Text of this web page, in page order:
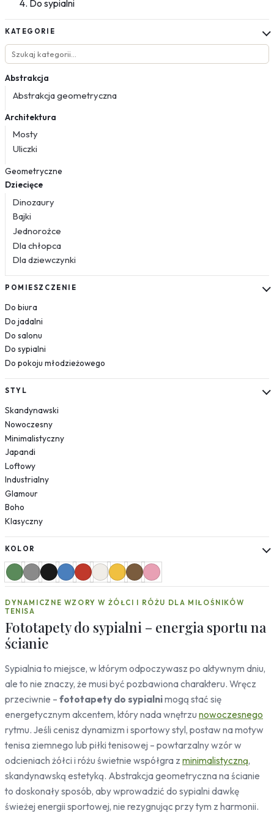
Do sypialni
KATEGORIE
Abstrakcja
Abstrakcja geometryczna
Architektura
Mosty
Uliczki
Geometryczne
Dziecięce
Dinozaury
Bajki
Jednorożce
Dla chłopca
Dla dziewczynki
Kosmos
Krajobrazy
Góry
Las
Plaża
Wodospad
Pustynia
Jezioro
Morze
Kwiaty
Dmuchawce
Lawenda
Magnolie
Maki
Storczyki
Piwonie
Słoneczniki
Mapy
Miasta
Londyn
Paryż
Rzym
Warszawa
Kraków
Moskwa
Tokio
Berlin
Dubaj
Wrocław
Natura
Liście
POMIESZCZENIE
Do biura
Do jadalni
Do salonu
Do sypialni
Do pokoju młodzieżowego
STYL
Skandynawski
Nowoczesny
Minimalistyczny
Japandi
Loftowy
Industrialny
Glamour
Boho
Klasyczny
KOLOR
DYNAMICZNE WZORY W ŻÓŁCI I RÓŻU DLA MIŁOŚNIKÓW
TENISA
Fototapety do sypialni – energia sportu na
ścianie
Sypialnia to miejsce, w którym odpoczywasz po aktywnym dniu,
ale to nie znaczy, że musi być pozbawiona charakteru. Wręcz
przeciwnie – fototapety do sypialnimogą stać się
energetycznym akcentem, który nada wnętrzu nowoczesnego
rytmu. Jeśli cenisz dynamizm i sportowy styl, postaw na motyw
tenisa ziemnego lub piłki tenisowej – powtarzalny wzór w
odcieniach żółci i różu świetnie współgra z minimalistyczną,
skandynawską estetyką. Abstrakcja geometryczna na ścianie
to doskonały sposób, aby wprowadzić do sypialni dawkę
świeżej energii sportowej, nie rezygnując przy tym z harmonii.